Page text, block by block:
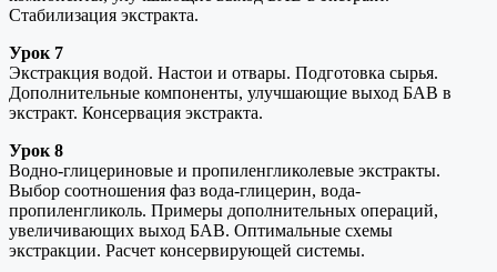
Стабилизация экстракта.
Урок 7
Экстракция водой. Настои и отвары. Подготовка сырья.
Дополнительные компоненты, улучшающие выход БАВ в
экстракт. Консервация экстракта.
Урок 8
Водно-глицериновые и пропиленгликолевые экстракты.
Выбор соотношения фаз вода-глицерин, вода-
пропиленгликоль. Примеры дополнительных операций,
увеличивающих выход БАВ. Оптимальные схемы
экстракции. Расчет консервирующей системы.